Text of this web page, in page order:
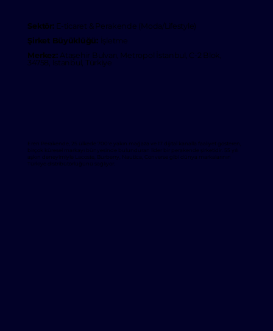
Sektör: E-ticaret & Perakende (Moda/Lifestyle)
Şirket Büyüklüğü: İşletme
Merkez:Ataşehir Bulvarı, Metropol İstanbul, C-2 Blok,
34758, İstanbul, Türkiye
Eren Perakende, 25 ülkede 700'e yakın mağaza ve 17 dijital kanalla faaliyet gösteren,
birçok küresel markayı bünyesinde bulunduran lider bir perakende şirketidir. 55 yılı
aşkın deneyimiyle Lacoste, Burberry, Nautica, Converse gibi dünya markalarının
Türkiye distribütörlüğünü sağlıyor.